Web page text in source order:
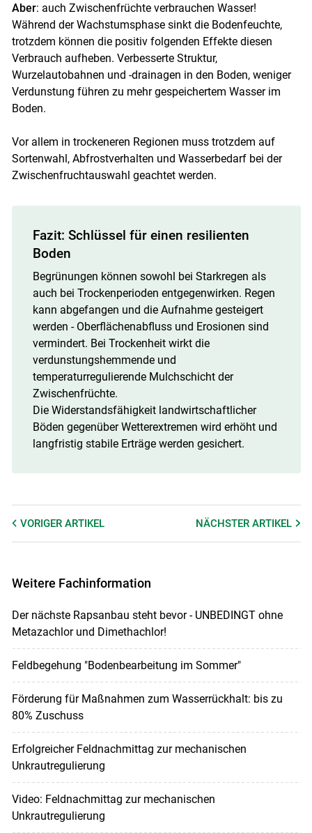
Aber: auch Zwischenfrüchte verbrauchen Wasser!
Während der Wachstumsphase sinkt die Bodenfeuchte,
trotzdem können die positiv folgenden Effekte diesen
Verbrauch aufheben. Verbesserte Struktur,
Wurzelautobahnen und -drainagen in den Boden, weniger
Verdunstung führen zu mehr gespeichertem Wasser im
Boden.
Vor allem in trockeneren Regionen muss trotzdem auf
Sortenwahl, Abfrostverhalten und Wasserbedarf bei der
Zwischenfruchtauswahl geachtet werden.
Fazit: Schlüssel für einen resilienten
Boden
Begrünungen können sowohl bei Starkregen als
auch bei Trockenperioden entgegenwirken. Regen
kann abgefangen und die Aufnahme gesteigert
werden - Oberflächenabfluss und Erosionen sind
vermindert. Bei Trockenheit wirkt die
verdunstungshemmende und
temperaturregulierende Mulchschicht der
Zwischenfrüchte.
Die Widerstandsfähigkeit landwirtschaftlicher
Böden gegenüber Wetterextremen wird erhöht und
langfristig stabile Erträge werden gesichert.
VORIGER ARTIKEL NÄCHSTERARTIKEL
Weitere Fachinformation
Der nächste Rapsanbau steht bevor - UNBEDINGT ohne
Metazachlor und Dimethachlor!
Feldbegehung "Bodenbearbeitung im Sommer"
Förderung für Maßnahmen zum Wasserrückhalt: bis zu
80% Zuschuss
Erfolgreicher Feldnachmittag zur mechanischen
Unkrautregulierung
Video: Feldnachmittag zur mechanischen
Unkrautregulierung